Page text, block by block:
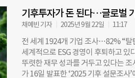
기후투자가 돈 된다…글로벌
채예빈 기자 2025년 9월 22일 11:17
전 세계 1924개 기업 조사…82% “탈
세계적으로 ESG 경영이 후퇴하고 있
뚜렷한 재무 성과를 거두고 있다는
가 16일 발표한 ‘2025 기후 설문조사